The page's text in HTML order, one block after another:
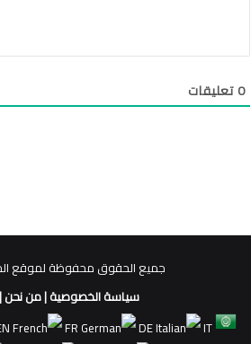
0تعليقات
جميع الحقوق محفوظة لموقع
سياسة الخصوصية|من نحن
FR DE
IT